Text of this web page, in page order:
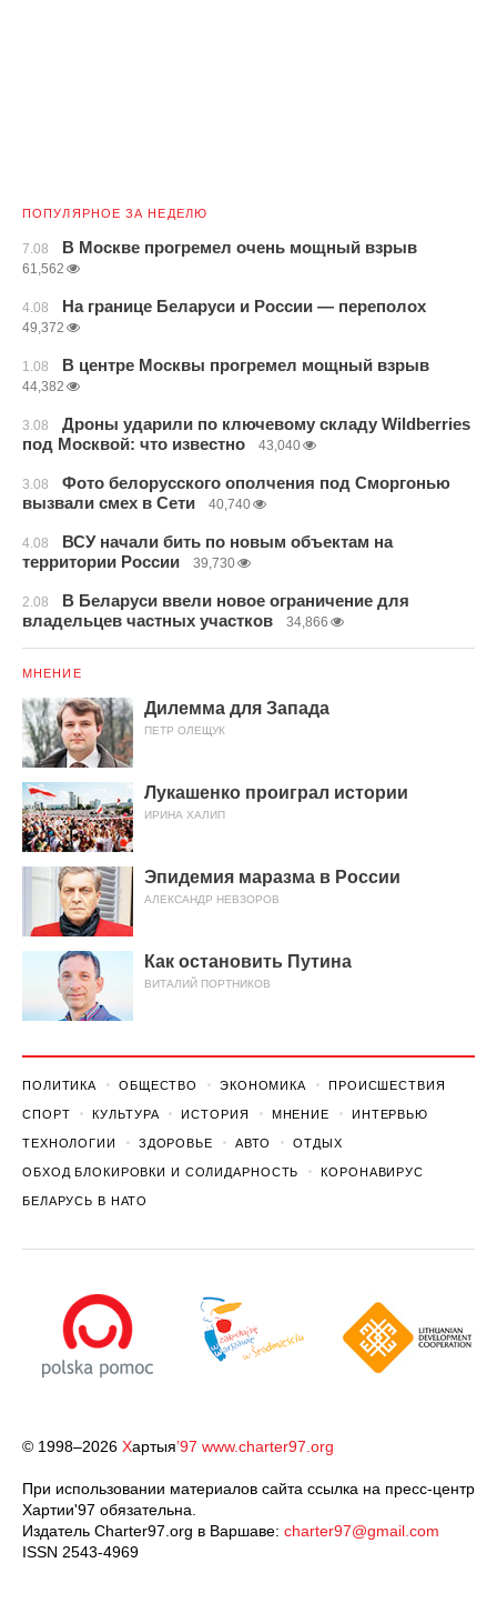
ПОПУЛЯРНОЕ ЗА НЕДЕЛЮ
7.08 В Москве прогремел очень мощный взрыв
61,562
4.08 На границе Беларуси и России — переполох
49,372
1.08 В центре Москвы прогремел мощный взрыв
44,382
3.08
Дроны ударили по ключевому складу Wildberries
под Москвой: что известно
43,040
3.08
Фото белорусского ополчения под Сморгонью
вызвали смех в Сети
40,740
4.08
ВСУ начали бить по новым объектам на
территории России
39,730
2.08
В Беларуси ввели новое ограничение для
владельцев частных участков
34,866
МНЕНИЕ
Дилемма для Запада
ПЕТР ОЛЕЩУК
Лукашенко проиграл истории
ИРИНА ХАЛИП
Эпидемия маразма в России
АЛЕКСАНДР НЕВЗОРОВ
Как остановить Путина
ВИТАЛИЙ ПОРТНИКОВ
ПОЛИТИКА ОБЩЕСТВО ЭКОНОМИКА ПРОИСШЕСТВИЯ
СПОРТ КУЛЬТУРА ИСТОРИЯ МНЕНИЕ ИНТЕРВЬЮ
ТЕХНОЛОГИИ ЗДОРОВЬЕ АВТО ОТДЫХ
ОБХОД БЛОКИРОВКИ И СОЛИДАРНОСТЬ КОРОНАВИРУС
БЕЛАРУСЬ В НАТО
© 1998–2026 Хартыя’97 www.charter97.org
При использовании материалов сайта ссылка на пресс-центр
Хартии'97 обязательна.
Издатель Charter97.org в Варшаве: charter97@gmail.com
ISSN 2543-4969